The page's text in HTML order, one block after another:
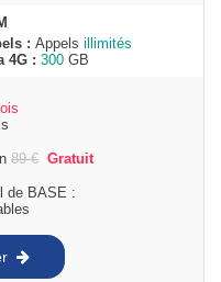
: Appels illimités
4G : 300 GB
89€ Gratuit
de BASE :